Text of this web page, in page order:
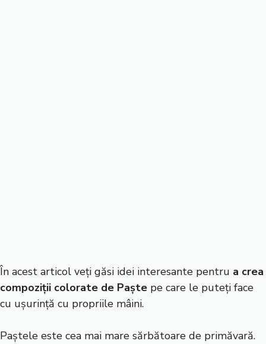
În acest articol veți găsi idei interesante pentru a crea
compoziții colorate de Paște pe care le puteți face
cu ușurință cu propriile mâini.
Paștele este cea mai mare sărbătoare de primăvară.